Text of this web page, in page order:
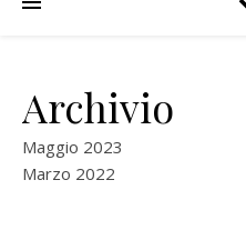
Archivio
Maggio 2023
Marzo 2022